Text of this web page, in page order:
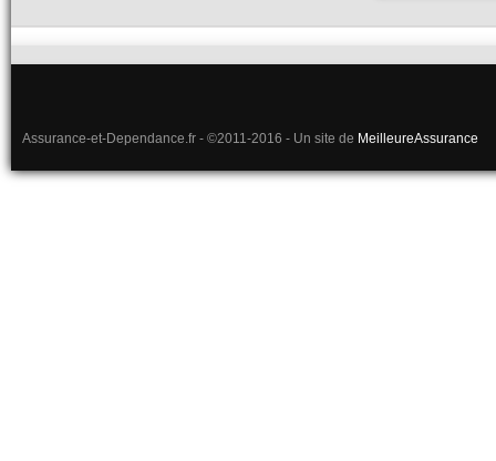
Assurance-et-Dependance.fr - ©2011-2016 - Un site de MeilleureAssurance